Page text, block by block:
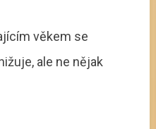
věkem se
ale ne nějak